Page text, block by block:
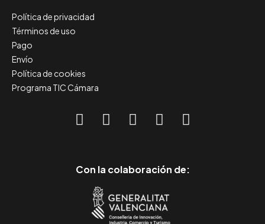
Política de privacidad
Términos de uso
Pago
Envío
Política de cookies
Programa TIC Cámara
Con la colaboración de: